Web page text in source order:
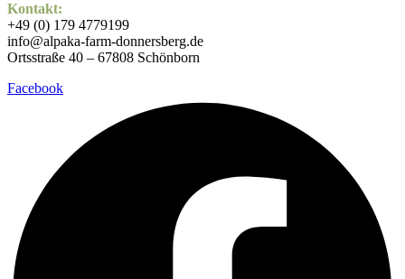
Kontakt:
+49 (0) 179 4779199
info@alpaka-farm-donnersberg.de
Ortsstraße 40 – 67808 Schönborn
Facebook